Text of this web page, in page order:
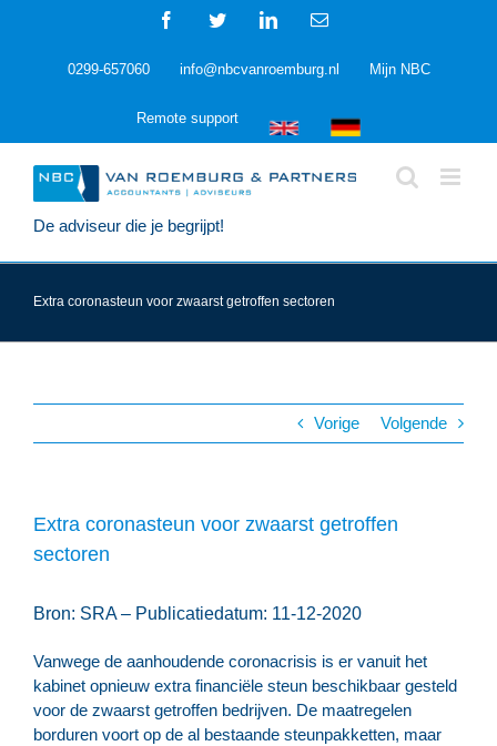
FacebookTwitterLinkedInE-
0299-657060 info@nbcvanroemburg.nl Mijn NBC
Remote support
De adviseur die je begrijpt!
Extra coronasteun voor zwaarst getroffen sectoren
Vorige Volgende
Extra coronasteun voor zwaarst getroffen
sectoren
Bron: SRA – Publicatiedatum: 11-12-2020
Vanwege de aanhoudende coronacrisis is er vanuit het
kabinet opnieuw extra financiële steun beschikbaar gesteld
voor de zwaarst getroffen bedrijven. De maatregelen
borduren voort op de al bestaande steunpakketten, maar